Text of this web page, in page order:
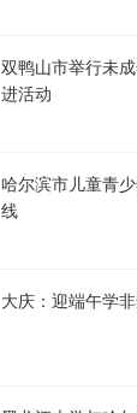
双鸭山市举行未
进活动
哈尔滨市儿童青
线
大庆：迎端午学